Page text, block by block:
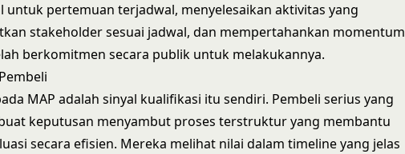
untuk pertemuan terjadwal, menyelesaikan aktivitas yang
stakeholder sesuai jadwal, dan mempertahankan momentum
berkomitmen secara publik untuk melakukannya.
MAP adalah sinyal kualifikasi itu sendiri. Pembeli serius yang
keputusan menyambut proses terstruktur yang membantu
secara efisien. Mereka melihat nilai dalam timeline yang jelas